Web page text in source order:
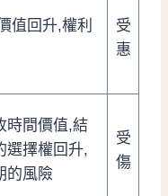
值回升,權利
受
惠
時間價值,結
選擇權回升,
的風險
受
傷